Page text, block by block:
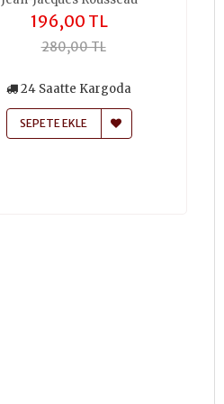
196,00 TL
280,00 TL
24 Saatte Kargoda
SEPETE EKLE